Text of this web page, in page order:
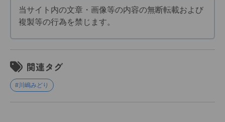
当サイト内の文章・画像等の内容の無断転載および
複製等の行為を禁じます。
関連タグ
#川嶋みどり